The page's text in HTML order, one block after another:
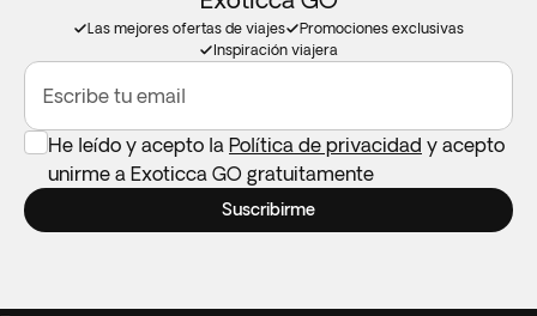
Las mejores ofertas de viajes
Promociones exclusivas
Inspiración viajera
Escribe tu email
He leído y acepto la Política de privacidad y acepto
unirme a Exoticca GO gratuitamente
Suscribirme